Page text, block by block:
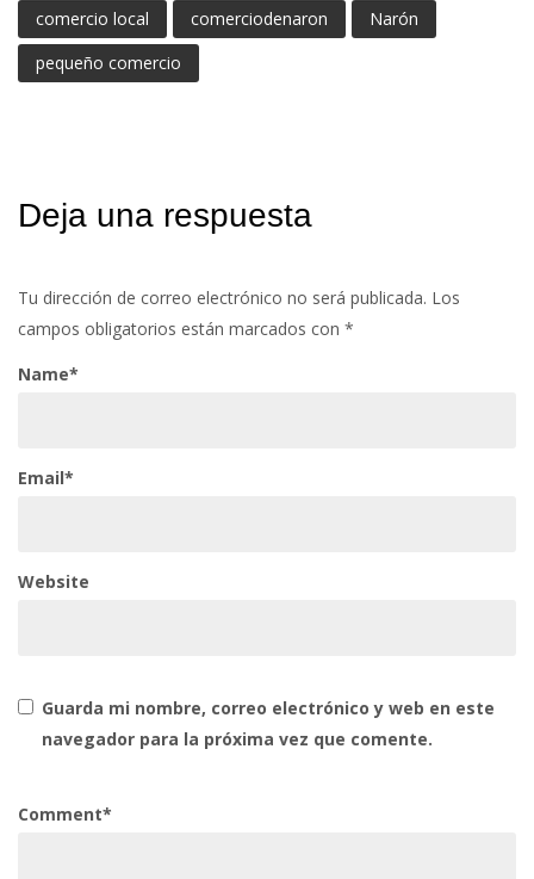
comercio local
comerciodenaron
Narón
pequeño comercio
Deja una respuesta
Tu dirección de correo electrónico no será publicada. Los
campos obligatorios están marcados con *
Name*
Email*
Website
Guarda mi nombre, correo electrónico y web en este
navegador para la próxima vez que comente.
Comment*